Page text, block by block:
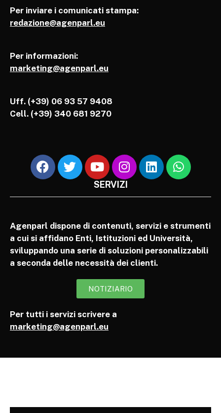
Per inviare i comunicati stampa:
redazione@agenparl.eu
Per informazioni:
marketing@agenparl.eu
Uff. (+39) 06 93 57 9408
Cell. (+39) 340 681 9270
SERVIZI
Agenparl dispone di contenuti, servizi e strumenti
a cui si affidano Enti, Istituzioni ed Università,
sviluppando una serie di soluzioni personalizzabili
a seconda delle necessità dei clienti.
NOTIZIARIO
Per tutti i servizi scrivere a
marketing@agenparl.eu